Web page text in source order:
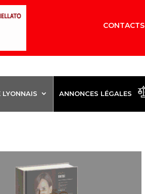
CONTACTS
LYONNAIS ANNONCES LÉGALES